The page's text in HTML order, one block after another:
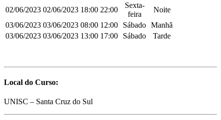
02/06/2023 02/06/2023 18:00 22:00
Sexta-
feira
Noite
03/06/2023 03/06/2023 08:00 12:00 Sábado Manhã
03/06/2023 03/06/2023 13:00 17:00 Sábado Tarde
Local do Curso:
UNISC – Santa Cruz do Sul